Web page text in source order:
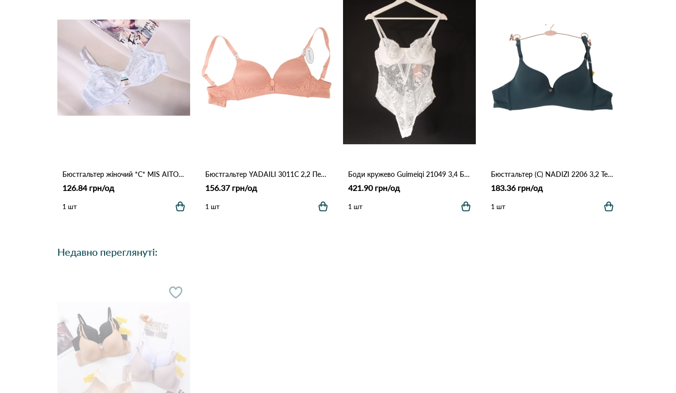
Бюстгальтер жіночий *C* MIS AITOR 8016 3.3 Білий
126.84 грн/од
1 шт
Бюстгальтер YADAILI 3011С 2,2 Персиковий
156.37 грн/од
1 шт
Боди кружево Guimeiqi 21049 3,4 Білий
421.90 грн/од
1 шт
Бюстгальтер (С) NADIZI 2206 3,2 Темно зелений
183.36 грн/од
1 шт
Недавно переглянуті: